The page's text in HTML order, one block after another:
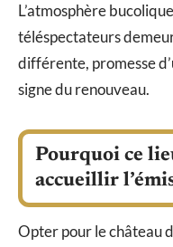
L’atmosphère
téléspectateurs
différente, promesse
signe du renouveau.
Pourquoi ce
accueillir
Opter pour le château